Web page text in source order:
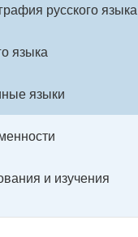
русского языка
языка
языки
и изучения